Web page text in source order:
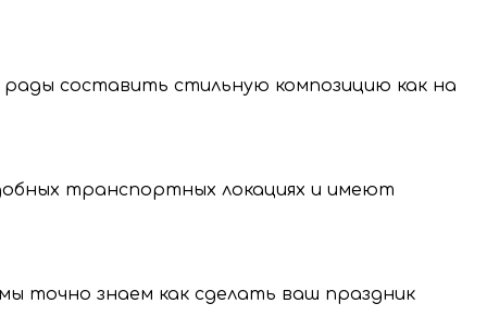
и передачу
данных.
составить стильную композицию как на
транспортных локациях и имеют
точно знаем как сделать ваш праздник